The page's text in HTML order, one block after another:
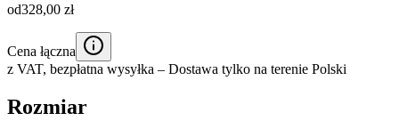
od328,00 zł
Cena łączna
z VAT, bezpłatna wysyłka – Dostawa tylko na terenie Polski
Rozmiar